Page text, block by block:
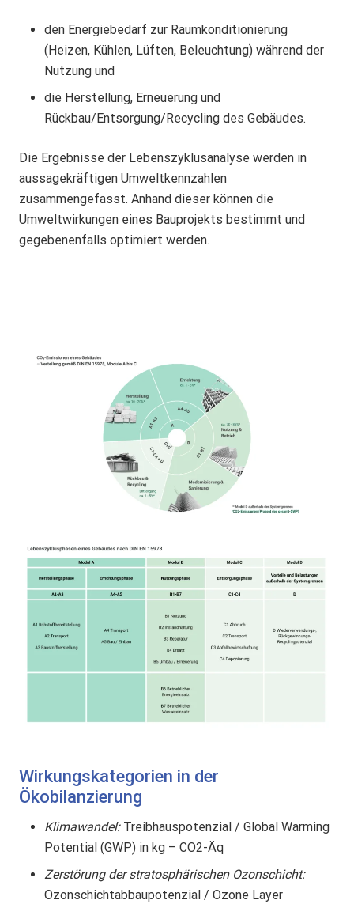
den Energiebedarf zur Raumkonditionierung
(Heizen, Kühlen, Lüften, Beleuchtung) während der
Nutzung und
die Herstellung, Erneuerung und
Rückbau/Entsorgung/Recycling des Gebäudes.
Die Ergebnisse der Lebenszyklusanalyse werden in
aussagekräftigen Umweltkennzahlen
zusammengefasst. Anhand dieser können die
Umweltwirkungen eines Bauprojekts bestimmt und
gegebenenfalls optimiert werden.
Wirkungskategorien in der
Ökobilanzierung
Klimawandel:Treibhauspotenzial / Global Warming
Potential (GWP) in kg – CO2-Äq
Zerstörung der stratosphärischen Ozonschicht:
Ozonschichtabbaupotenzial / Ozone Layer